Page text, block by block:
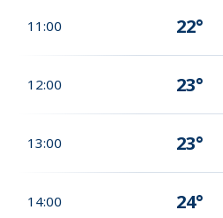
11:00 22°
12:00 23°
13:00 23°
14:00 24°